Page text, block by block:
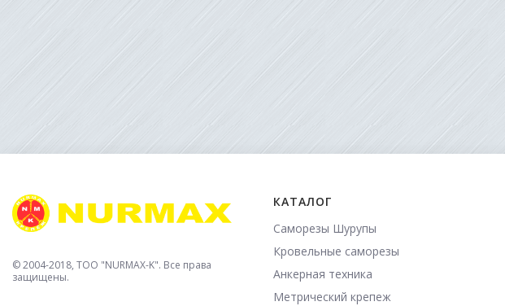
© 2004-2018, TOO "NURMAX-K". Все права
защищены.
КАТАЛОГ
Саморезы Шурупы
Кровельные саморезы
Анкерная техника
Метрический крепеж